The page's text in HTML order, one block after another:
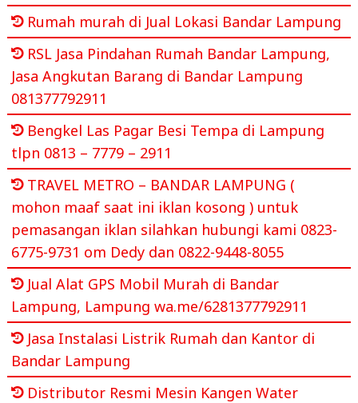
Rumah murah di Jual Lokasi Bandar Lampung
RSL Jasa Pindahan Rumah Bandar Lampung,
Jasa Angkutan Barang di Bandar Lampung
081377792911
Bengkel Las Pagar Besi Tempa di Lampung
tlpn 0813 – 7779 – 2911
TRAVEL METRO – BANDAR LAMPUNG (
mohon maaf saat ini iklan kosong ) untuk
pemasangan iklan silahkan hubungi kami 0823-
6775-9731 om Dedy dan 0822-9448-8055
Jual Alat GPS Mobil Murah di Bandar
Lampung, Lampung wa.me/6281377792911
Jasa Instalasi Listrik Rumah dan Kantor di
Bandar Lampung
Distributor Resmi Mesin Kangen Water